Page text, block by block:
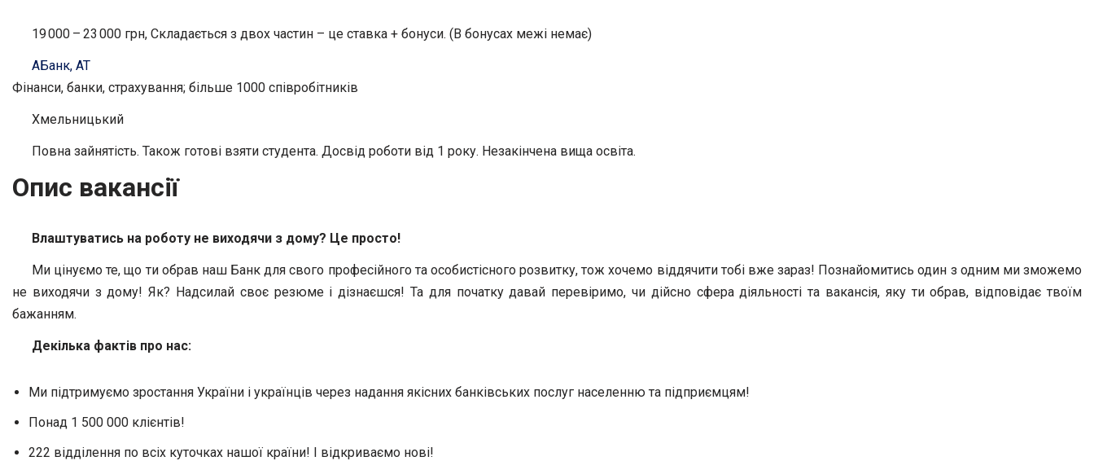
19 000 – 23 000 грн, Складається з двох частин – це ставка + бонуси. (В бонусах межі немає)
АБанк, АТ
Фінанси, банки, страхування; більше 1000 співробітників
Хмельницький
Повна зайнятість. Також готові взяти студента. Досвід роботи від 1 року. Незакінчена вища освіта.
Опис вакансії
Влаштуватись на роботу не виходячи з дому? Це просто!
Ми цінуємо те, що ти обрав наш Банк для свого професійного та особистісного розвитку, тож хочемо віддячити тобі вже зараз! Познайомитись один з одним ми зможемо
не виходячи з дому! Як? Надсилай своє резюме і дізнаєшся! Та для початку давай перевіримо, чи дійсно сфера діяльності та вакансія, яку ти обрав, відповідає твоїм
бажанням.
Декілька фактів про нас:
Ми підтримуємо зростання України і українців через надання якісних банківських послуг населенню та підприємцям!
Понад 1 500 000 клієнтів!
222 відділення по всіх куточках нашої країни! І відкриваємо нові!